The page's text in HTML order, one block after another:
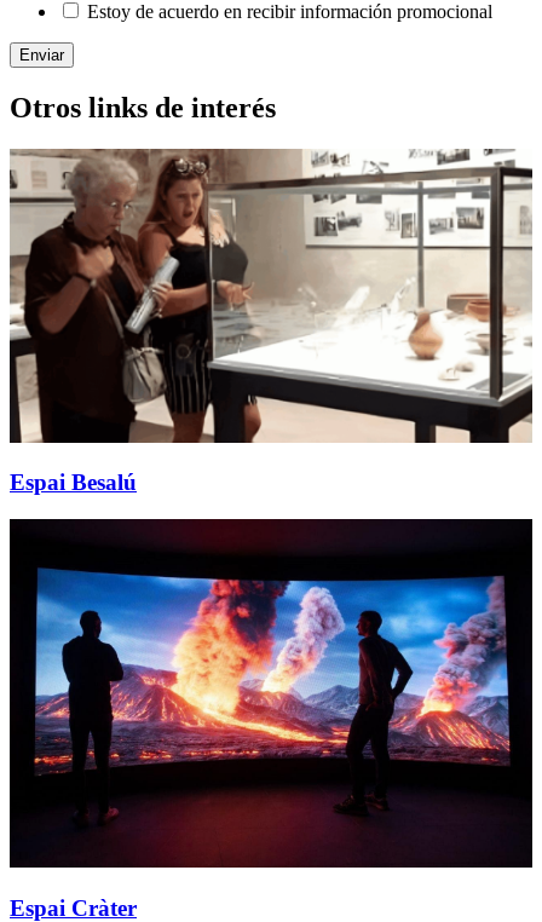
Estoy de acuerdo en recibir información promocional
Enviar
Otros links de interés
Espai Besalú
Espai Cràter